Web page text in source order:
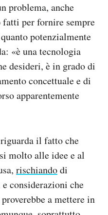
problema, anche
per fornire sempre
potenzialmente
«è una tecnologia
desideri, è in grado di
concettuale e di
apparentemente
il fatto che
molto alle idee e al
rischiandodi
considerazioni che
a mettere in